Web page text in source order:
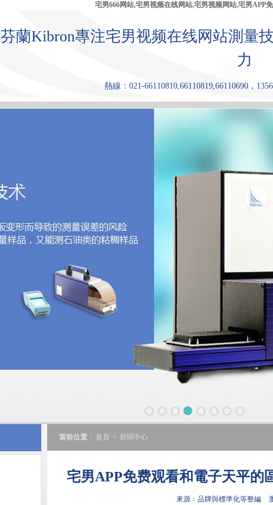
宅男666网站,宅男视频在线网站,宅男视频网站,宅男APP
芬蘭Kibron專注宅男视频在线网站測量
力
熱線：021-66110810,66110819,66110690，
首 頁 產品中心 張力儀 宅男视频网 宅男APP免费 原理
當前位置 ： 首頁 > 新聞中心
宅男APP免费观看和電子天平的
來源：品牌與標準化等整編